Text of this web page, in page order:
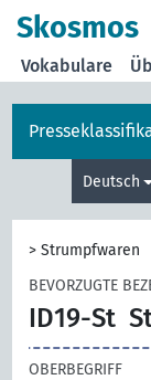
Skosmos
Vokabulare
Deutsch
>Strumpfwaren
BEVORZUGTE
ID19-St
OBERBEGRIFF